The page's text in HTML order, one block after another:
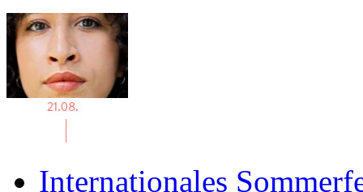
Internationales